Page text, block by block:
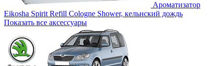
Ароматизатор
Eikosha Spirit Refill Cologne Shower, кельнский дождь
Показать все аксессуары